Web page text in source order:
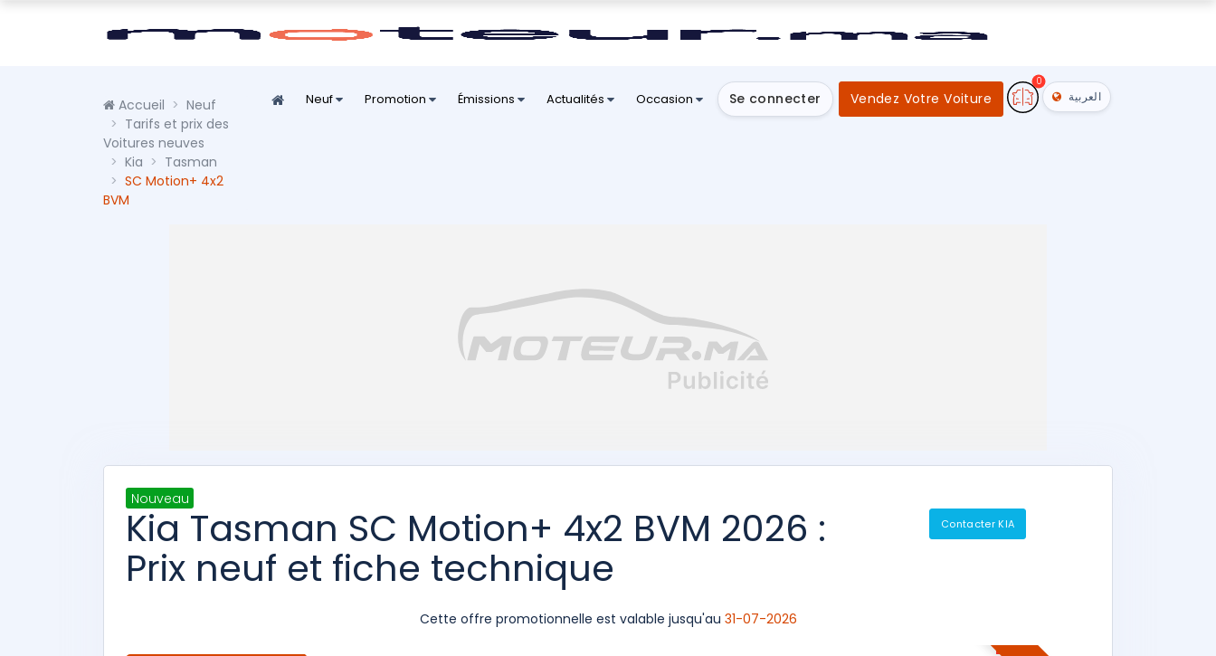
Neuf Promotion Émissions Actualités Occasion Se connecter Vendez Votre Voiture
0
العربية Accueil
Neuf
Tarifs et prix des
Voitures neuves
Kia
Tasman
SC Motion+ 4x2
BVM
Nouveau
Kia Tasman SC Motion+ 4x2 BVM 2026 :
Prix neuf et fiche technique
Contacter KIA
Cette offre promotionnelle est valable jusqu'au 31-07-2026